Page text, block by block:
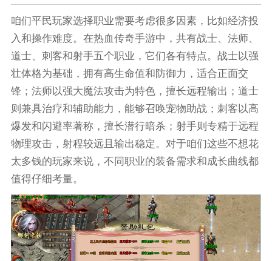
咱们平民玩家选择职业需要考虑很多因素，比如经济投
入和操作难度。在热血传奇手游中，共有战士、法师、
道士、刺客和射手五个职业，它们各有特点。战士以强
壮体格为基础，拥有高生命值和防御力，适合正面交
锋；法师以强大魔法攻击为特色，擅长远程输出；道士
则兼具治疗和辅助能力，能够召唤宠物助战；刺客以高
爆发和闪避率著称，擅长潜行暗杀；射手则专精于远程
物理攻击，射程较远且输出稳定。对于咱们这些不想花
太多钱的玩家来说，不同职业的装备需求和成长曲线都
值得仔细考量。